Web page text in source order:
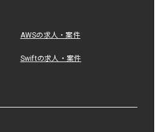
AWSの求人・案件
Swiftの求人・案件